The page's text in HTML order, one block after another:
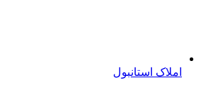
املاک استانبول